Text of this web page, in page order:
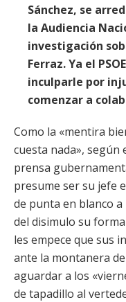
Sánchez, se
la Audiencia
investigación
Ferraz. Ya el
inculparle por
comenzar a
Como la «mentira
cuesta nada», según
prensa
presume ser su jefe
de punta en blanco a
del disimulo su
les empece que sus
ante la montanera
aguardar a los
de tapadillo al